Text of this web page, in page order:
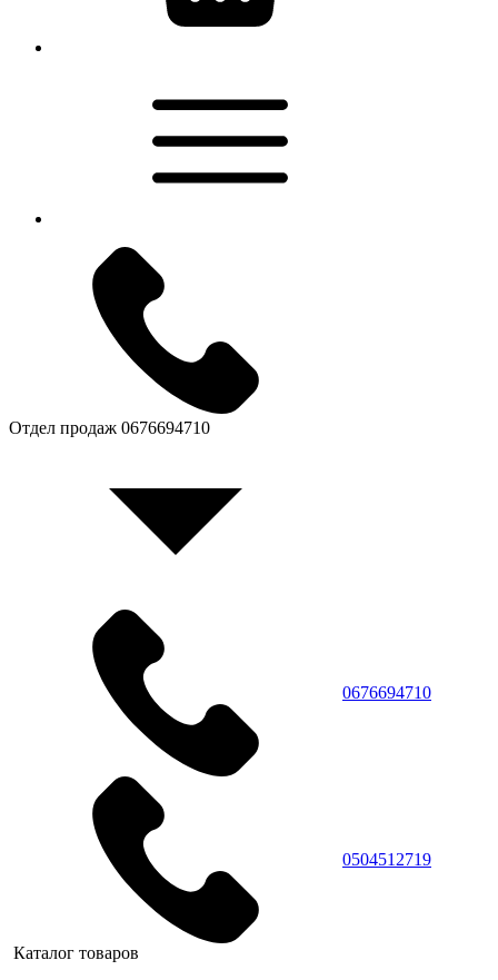
Отдел продаж 0676694710
0676694710
0504512719
Каталог товаров